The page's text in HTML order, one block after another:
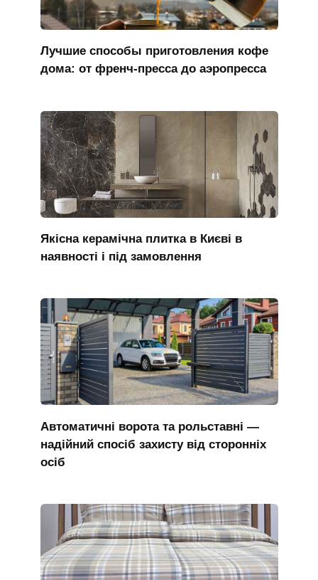
Лучшие способы приготовления кофе
дома: от френч-пресса до аэропресса
Якісна керамічна плитка в Києві в
наявності і під замовлення
Автоматичні ворота та рольставні —
надійний спосіб захисту від сторонніх
осіб